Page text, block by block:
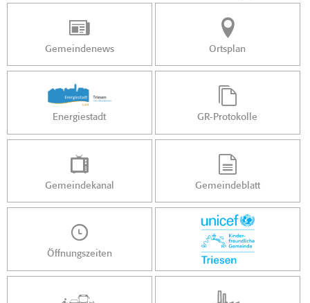
Gemeindenews Ortsplan
Energiestadt GR-Protokolle
Gemeindekanal Gemeindeblatt
Öffnungszeiten